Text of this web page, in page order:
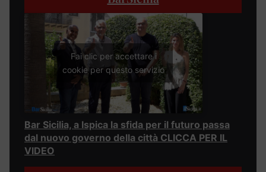
Fai clic per accettare i
cookie per questo servizio
Bar Sicilia, a Ispica la sfida per il futuro passa
dal nuovo governo della città CLICCA PER IL
VIDEO